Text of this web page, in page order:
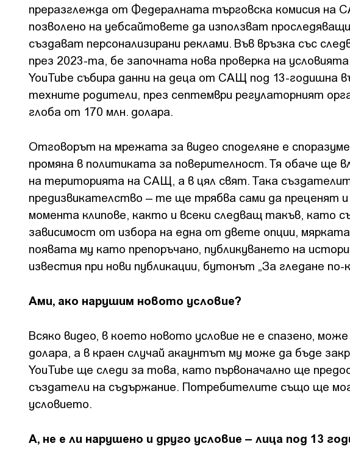
преразглежда от Федералната търговска комисия на
позволено на уебсайтовете да използват
създават персонализирани реклами. Във връзка със
през 2023-та, бе започната нова проверка на
YouTube събира данни на деца от САЩ под 13-годишна
техните родители, през септември регулаторният
глоба от 170 млн. долара.
Отговорът на мрежата за видео споделяне е
промяна в политиката за поверителност. Тя обаче ще
на територията на САЩ, а в цял свят. Така
предизвикателство – те ще трябва сами да преценят
момента клипове, както и всеки следващ такъв, като
зависимост от избора на една от двете опции,
появата му като препоръчано, публикуването на
известия при нови публикации, бутонът „За гледане
Ами, ако нарушим новото условие?
Всяко видео, в което новото условие не е спазено,
долара, а в краен случай акаунтът му може да бъде
YouTube ще следи за това, като първоначално ще
създатели на съдържание. Потребителите също ще
условието.
А, не е ли нарушено и друго условие – лица под 13